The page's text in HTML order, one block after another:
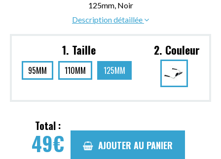
125mm, Noir
Description détaillée
1. Taille
95MM 110MM 125MM
2. Couleur
Total :
49€ AJOUTER AU PANIER